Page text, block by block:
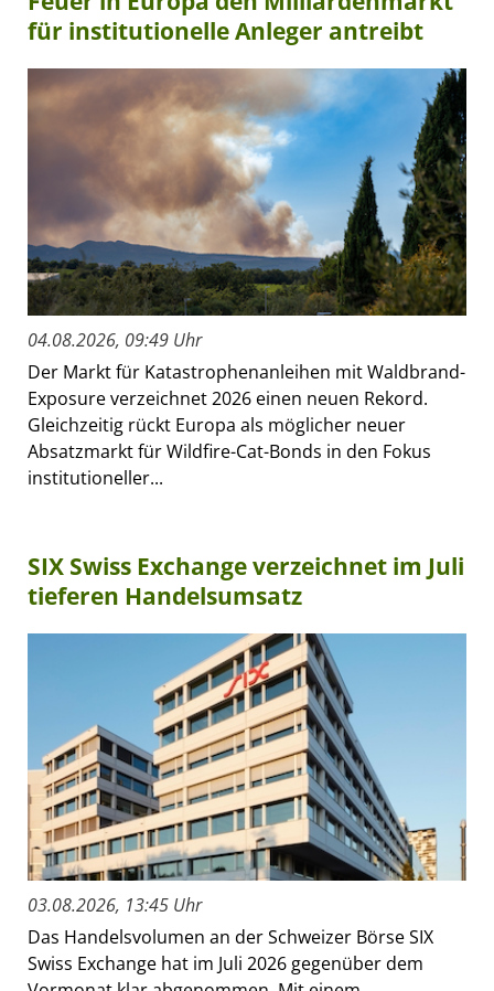
für institutionelle Anleger antreibt
04.08.2026, 09:49 Uhr
Der Markt für Katastrophenanleihen mit Waldbrand-
Exposure verzeichnet 2026 einen neuen Rekord.
Gleichzeitig rückt Europa als möglicher neuer
Absatzmarkt für Wildfire-Cat-Bonds in den Fokus
institutioneller...
SIX Swiss Exchange verzeichnet im Juli
tieferen Handelsumsatz
03.08.2026, 13:45 Uhr
Das Handelsvolumen an der Schweizer Börse SIX
Swiss Exchange hat im Juli 2026 gegenüber dem